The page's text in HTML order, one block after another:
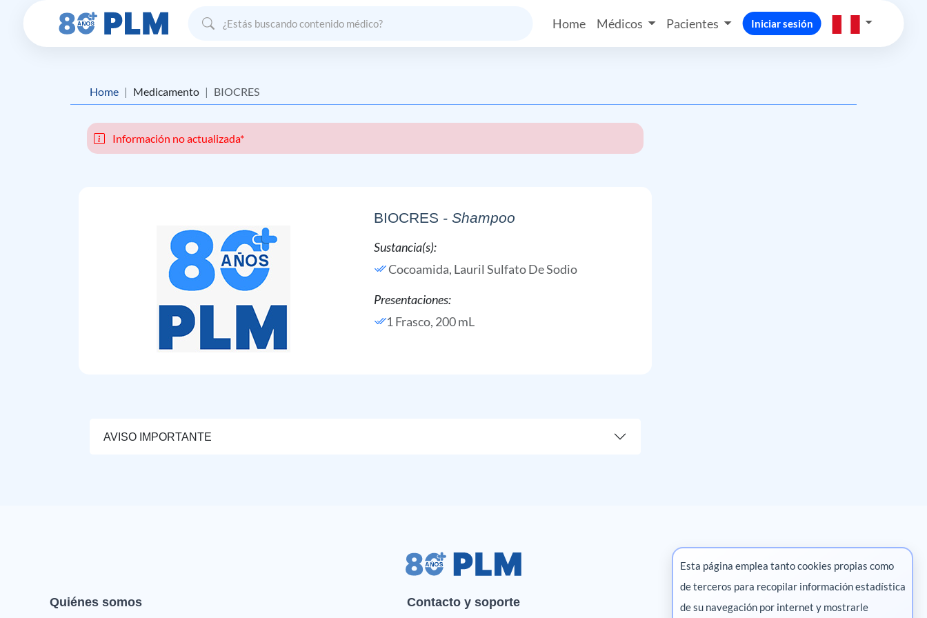
Home Médicos Pacientes Iniciar sesión
Home Medicamento BIOCRES
Información no actualizada*
BIOCRES - Shampoo
Sustancia(s):
Cocoamida, Lauril Sulfato De Sodio
Presentaciones:
1 Frasco, 200 mL
AVISO IMPORTANTE
Quiénes somos Contacto y soporte Marketing digital
Esta página emplea tanto cookies propias como
de terceros para recopilar información estadística
de su navegación por internet y mostrarle